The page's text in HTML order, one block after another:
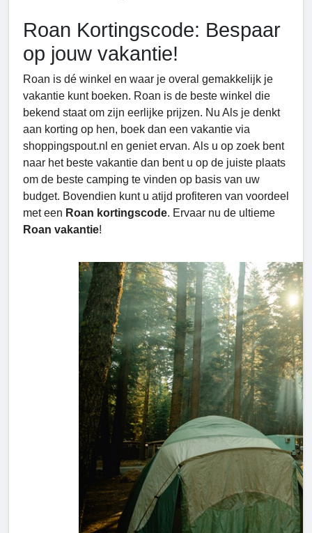
Roan Kortingscode: Bespaar
op jouw vakantie!
Roan is dé winkel en waar je overal gemakkelijk je
vakantie kunt boeken. Roan is de beste winkel die
bekend staat om zijn eerlijke prijzen. Nu Als je denkt
aan korting op hen, boek dan een vakantie via
shoppingspout.nl en geniet ervan. Als u op zoek bent
naar het beste vakantie dan bent u op de juiste plaats
om de beste camping te vinden op basis van uw
budget. Bovendien kunt u atijd profiteren van voordeel
met een Roan kortingscode. Ervaar nu de ultieme
Roan vakantie!